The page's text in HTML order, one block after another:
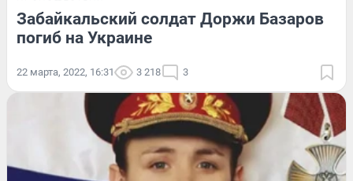
Забайкальский солдат Доржи Базаров
погиб на Украине
22 марта, 2022, 16:31 3 218 3